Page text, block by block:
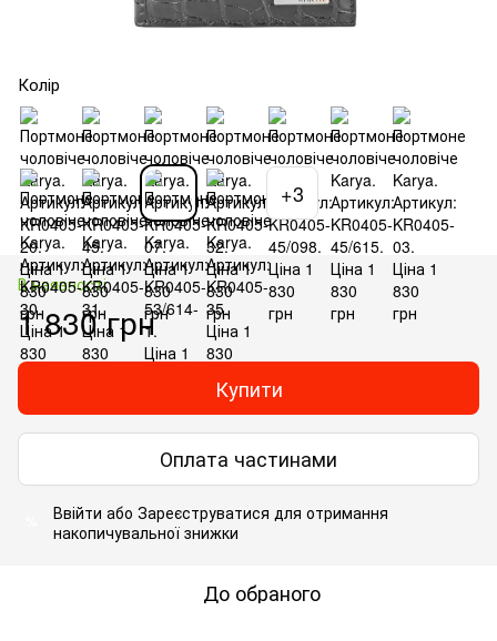
Колір
+3
В наявності
1 830 грн
Купити
Оплата частинами
Ввійти або Зареєструватися для отримання
накопичувальної знижки
До обраного